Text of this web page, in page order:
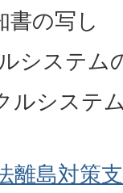
書の写し
システ
ルシステ
離島対策